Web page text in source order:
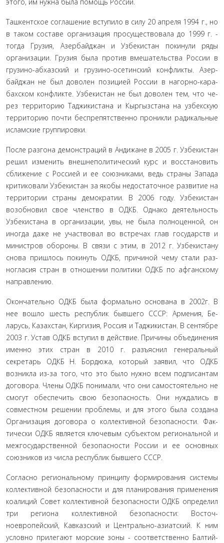
Ташкентское соглашение вступило в силу 20 апреля 1994 г., но
в таком составе организация просуществовала до 1999 г. -
тогда Грузия, Азербайджан и Узбекистан покинули ряды
организации. Грузия была против вмешательства России в
грузино-абхазский и грузино-осетинский конфликты. Азер­
байджан не был доволен позицией России в нагорно-кара­
бахском конфликте. Узбекистан не был доволен тем, что че­
рез территорию Таджикистана и Кыргызстана на узбекскую
территорию почти беспрепятственно проникли радикаль­ные
исламские группировки.
После разгона демонстраций в Андижане в 2005 г. Уз­бекистан
решил изменить внешнеполитический курс и вос­становить
сближение с Россией и ее союзниками, ведь стра­ны Запада
критиковали Узбекистан за якобы недостаточное развитие на
территории страны демократии. В 2006 году. Уз­бекистан
возобновил свое членство в ОДКБ. Однако деятель­ность
Узбекистана в организации, увы, не была полноценной, он
иногда даже не участвовал во встречах глав государств и
министров обороны. В связи с этим, в 2012 г. Узбекистану
снова пришлось покинуть ОДКБ, причиной чему стали раз­
ногласия стран в отношении политики ОДКБ по афганскому
направлению.
Окончательно ОДКБ была формально основана в 2002г. В
нее вошло шесть республик бывшего СССР: Армения, Бе­
ларусь, Казахстан, Киргизия, Россия и Таджикистан. В сен­тябре
2003 г. Устав ОДКБ вступил в действие. Причины объ­единения
именно этих стран в 2010 г. разъяснил генеральный
секретарь ОДКБ Н. Бордюжа, который заявил, что ОДКБ
возникла из-за того, что это было нужно всем подписантам
договора. Члены ОДКБ понимали, что они самостоятельно не
смогут обеспечить свою безопасность. Они нуждались в
совместном решении проблемы, и для этого была создана
Организация договора о коллективной безопасности. Фак­
тически ОДКБ является ключевым субъектом региональной и
межгосударственной безопасности России и ее основных
союзников из числа республик бывшего СССР.
Согласно региональному принципу формирования си­стемы
коллективной безопасности и для планирования при­менения
коалиций Совет коллективной безопасности ОДКБ определил
три региона коллективной безопасности: Восточ­
ноевропейский, Кавказский и Центрально-азиатский. К ним
условно прилегают морские зоны - соответственно Балтий­